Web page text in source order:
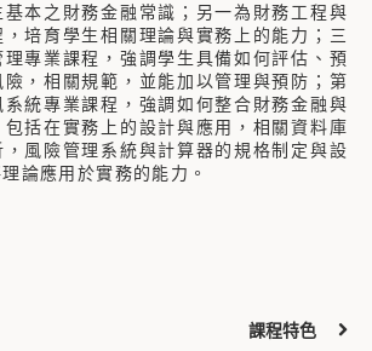
本之財務金融常識；另一為財務工程與
培育學生相關理論與實務上的能力；三
專業課程，強調學生具備如何評估、預
，相關規範，並能加以管理與預防；第
系統專業課程，強調如何整合財務金融與
括在實務上的設計與應用，相關資料庫
風險管理系統與計算器的規格制定與設
論應用於實務的能力。
課程特色